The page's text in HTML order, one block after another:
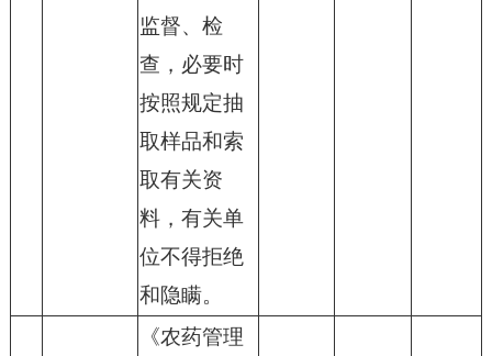
监督、检
查，必要时
按照规定抽
取样品和索
取有关资
料，有关单
位不得拒绝
和隐瞒。
《农药管理